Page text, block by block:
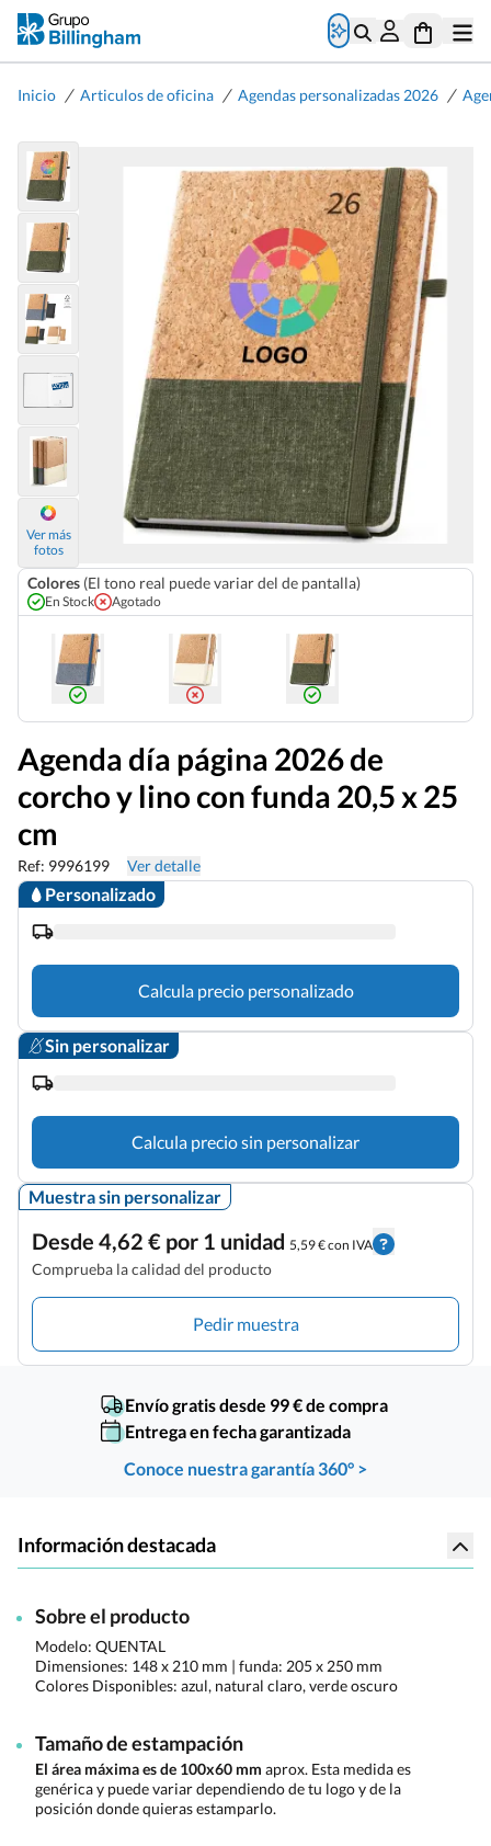
Inicio / Articulos de oficina / Agendas personalizadas 2026 /
Ver más
fotos
Colores (El tono real puede variar del de pantalla)
En Stock Agotado
Agenda día página 2026 de
corcho y lino con funda 20,5 x 25
cm
Ref: 9996199 Ver detalle
Personalizado
Calcula precio personalizado
Sin personalizar
Calcula precio sin personalizar
Muestra sin personalizar
Desde 4,62 € por 1 unidad 5,59 € con IVA
Comprueba la calidad del producto
Pedir muestra
Envío gratis desde 99 € de compra
Entrega en fecha garantizada
Conoce nuestra garantía 360° >
Información destacada
Sobre el producto
Modelo: QUENTAL
Dimensiones: 148 x 210 mm | funda: 205 x 250 mm
Colores Disponibles: azul, natural claro, verde oscuro
Tamaño de estampación
El área máxima es de 100x60 mm aprox. Esta medida es
genérica y puede variar dependiendo de tu logo y de la
posición donde quieras estamparlo.